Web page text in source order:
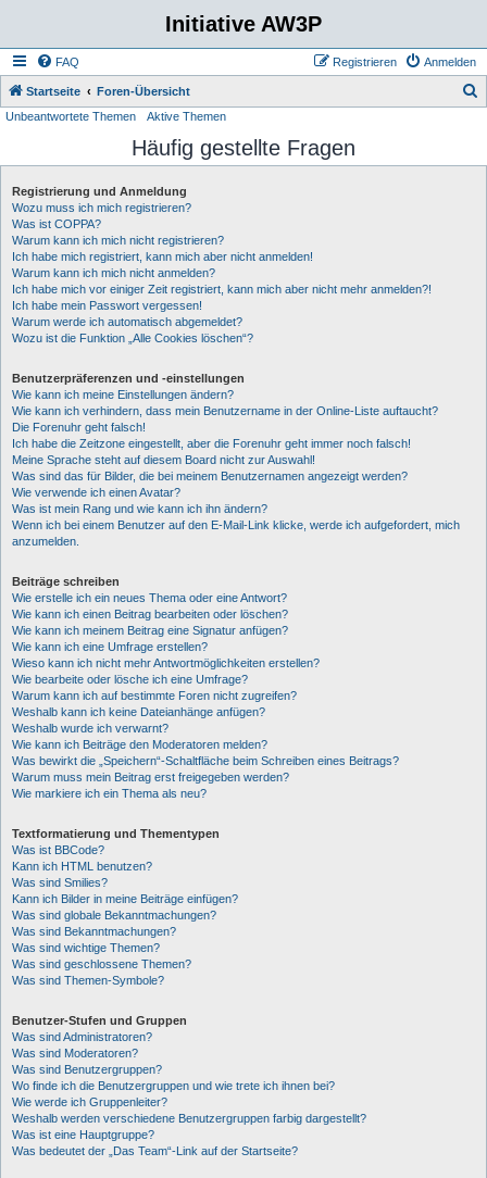
Initiative AW3P
FAQ Anmelden
Registrieren
Startseite Foren-Übersicht
h
Unbeantwortete Themen Aktive Themen
Häufig gestellte Fragen
Registrierung und Anmeldung
Wozu muss ich mich registrieren?
Was ist COPPA?
Warum kann ich mich nicht registrieren?
Ich habe mich registriert, kann mich aber nicht anmelden!
Warum kann ich mich nicht anmelden?
Ich habe mich vor einiger Zeit registriert, kann mich aber nicht mehr anmelden?!
Ich habe mein Passwort vergessen!
Warum werde ich automatisch abgemeldet?
Wozu ist die Funktion „Alle Cookies löschen“?
Benutzerpräferenzen und -einstellungen
Wie kann ich meine Einstellungen ändern?
Wie kann ich verhindern, dass mein Benutzername in der Online-Liste auftaucht?
Die Forenuhr geht falsch!
Ich habe die Zeitzone eingestellt, aber die Forenuhr geht immer noch falsch!
Meine Sprache steht auf diesem Board nicht zur Auswahl!
Was sind das für Bilder, die bei meinem Benutzernamen angezeigt werden?
Wie verwende ich einen Avatar?
Was ist mein Rang und wie kann ich ihn ändern?
Wenn ich bei einem Benutzer auf den E-Mail-Link klicke, werde ich aufgefordert, mich
anzumelden.
Beiträge schreiben
Wie erstelle ich ein neues Thema oder eine Antwort?
Wie kann ich einen Beitrag bearbeiten oder löschen?
Wie kann ich meinem Beitrag eine Signatur anfügen?
Wie kann ich eine Umfrage erstellen?
Wieso kann ich nicht mehr Antwortmöglichkeiten erstellen?
Wie bearbeite oder lösche ich eine Umfrage?
Warum kann ich auf bestimmte Foren nicht zugreifen?
Weshalb kann ich keine Dateianhänge anfügen?
Weshalb wurde ich verwarnt?
Wie kann ich Beiträge den Moderatoren melden?
Was bewirkt die „Speichern“-Schaltfläche beim Schreiben eines Beitrags?
Warum muss mein Beitrag erst freigegeben werden?
Wie markiere ich ein Thema als neu?
Textformatierung und Thementypen
Was ist BBCode?
Kann ich HTML benutzen?
Was sind Smilies?
Kann ich Bilder in meine Beiträge einfügen?
Was sind globale Bekanntmachungen?
Was sind Bekanntmachungen?
Was sind wichtige Themen?
Was sind geschlossene Themen?
Was sind Themen-Symbole?
Benutzer-Stufen und Gruppen
Was sind Administratoren?
Was sind Moderatoren?
Was sind Benutzergruppen?
Wo finde ich die Benutzergruppen und wie trete ich ihnen bei?
Wie werde ich Gruppenleiter?
Weshalb werden verschiedene Benutzergruppen farbig dargestellt?
Was ist eine Hauptgruppe?
Was bedeutet der „Das Team“-Link auf der Startseite?